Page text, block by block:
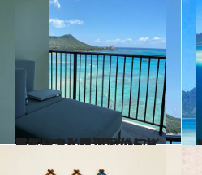
2021.7.4
アメリカ人観光客がドドッとハワイに！ 【ハワイレポート】を現地からお届け
旅＆お出かけ